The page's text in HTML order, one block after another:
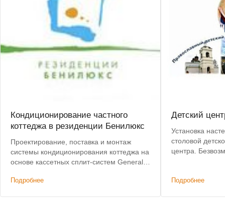
Кондиционирование частного
коттеджа в резиденции Бенилюкс
Проектирование, поставка и монтаж
системы кондиционирования коттеджа на
основе кассетных сплит-систем General
Подробнее
Детский
Установка
столовой
центра.
Подробнее